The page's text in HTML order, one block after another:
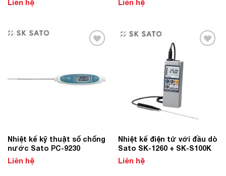
Liên hệ Liên hệ
Nhiệt kế kỹ thuật số chống
nước Sato PC-9230
Liên hệ
Nhiệt kế điện tử với đầu dò
Sato SK-1260 + SK-S100K
Liên hệ